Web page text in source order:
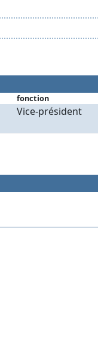
fonction
Vice-président